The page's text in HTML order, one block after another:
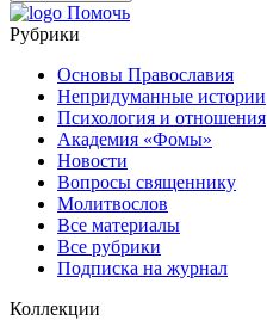
Помочь
Рубрики
Основы Православия
Непридуманные истории
Психология и отношения
Академия «Фомы»
Новости
Вопросы священнику
Молитвослов
Все материалы
Все рубрики
Подписка на журнал
Коллекции